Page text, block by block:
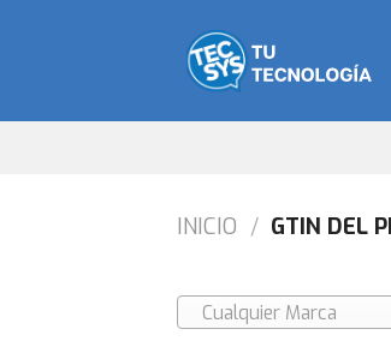
INICIO / GTIN DEL
Cualquier Marca